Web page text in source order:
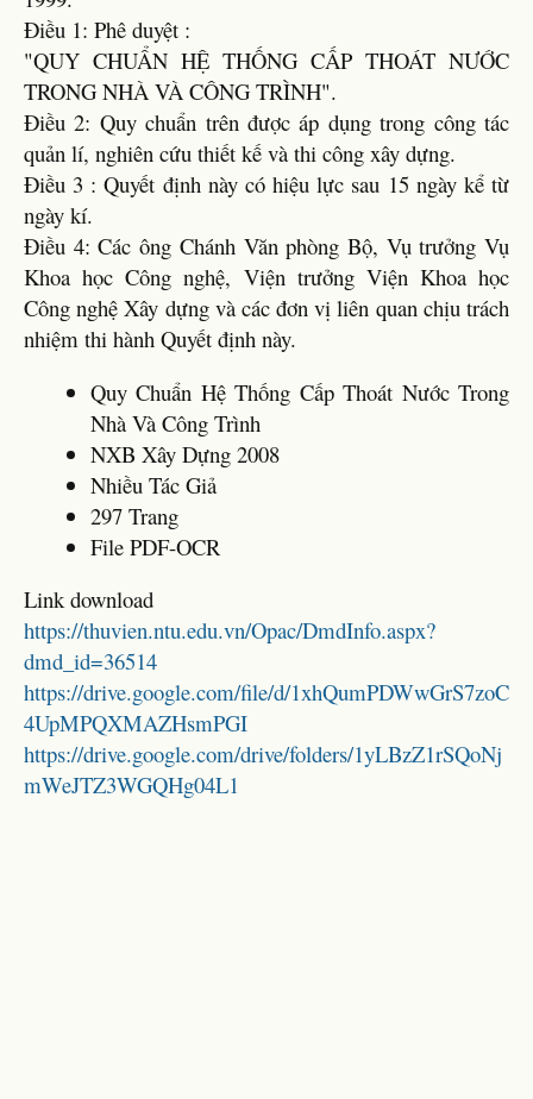
Điều 1: Phê duyệt :
"QUY CHUẨN HỆ THỐNG CẤP THOÁT NƯỚC
TRONG NHÀ VÀ CÔNG TRÌNH".
Điều 2: Quy chuẩn trên được áp dụng trong công tác
quản lí, nghiên cứu thiết kế và thi công xây dựng.
Điều 3 : Quyết định này có hiệu lực sau 15 ngày kể từ
ngày kí.
Điều 4: Các ông Chánh Văn phòng Bộ, Vụ trưởng Vụ
Khoa học Công nghệ, Viện trưởng Viện Khoa học
Công nghệ Xây dựng và các đơn vị liên quan chịu trách
nhiệm thi hành Quyết định này.
Quy Chuẩn Hệ Thống Cấp Thoát Nước Trong
Nhà Và Công Trình
NXB Xây Dựng 2008
Nhiều Tác Giả
297 Trang
File PDF-OCR
Link download
https://thuvien.ntu.edu.vn/Opac/DmdInfo.aspx?
dmd_id=36514
https://drive.google.com/file/d/1xhQumPDWwGrS7zoC
4UpMPQXMAZHsmPGI
https://drive.google.com/drive/folders/1yLBzZ1rSQoNj
mWeJTZ3WGQHg04L1